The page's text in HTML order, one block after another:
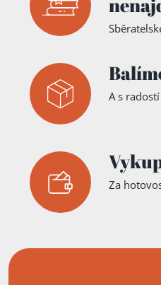
A s radostí
Za